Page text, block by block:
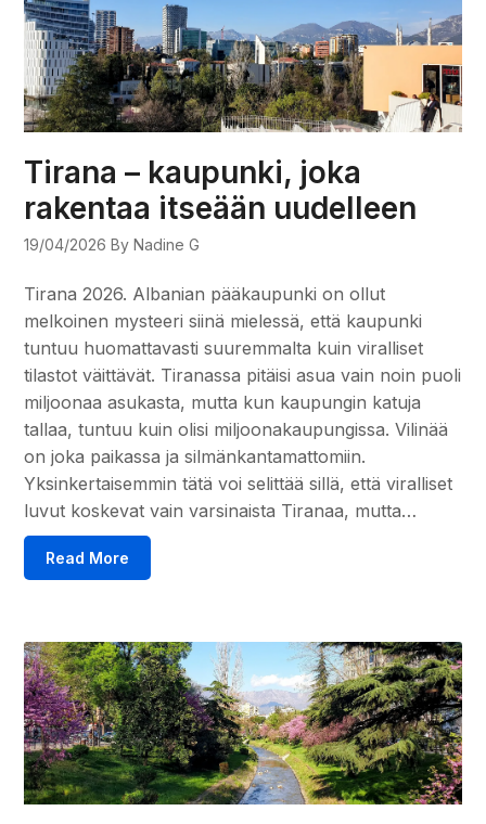
Tirana – kaupunki, joka
rakentaa itseään uudelleen
19/04/2026 By Nadine G
Tirana 2026. Albanian pääkaupunki on ollut
melkoinen mysteeri siinä mielessä, että kaupunki
tuntuu huomattavasti suuremmalta kuin viralliset
tilastot väittävät. Tiranassa pitäisi asua vain noin puoli
miljoonaa asukasta, mutta kun kaupungin katuja
tallaa, tuntuu kuin olisi miljoonakaupungissa. Vilinää
on joka paikassa ja silmänkantamattomiin.
Yksinkertaisemmin tätä voi selittää sillä, että viralliset
luvut koskevat vain varsinaista Tiranaa, mutta…
Read More